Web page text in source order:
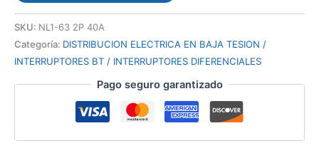
SKU: NL1-63 2P 40A
Categoría: DISTRIBUCION ELECTRICA EN BAJA TESION /
INTERRUPTORES BT / INTERRUPTORES DIFERENCIALES
Pago seguro garantizado